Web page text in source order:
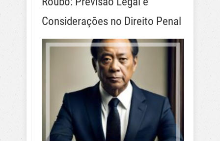
Considerações no Direito Penal